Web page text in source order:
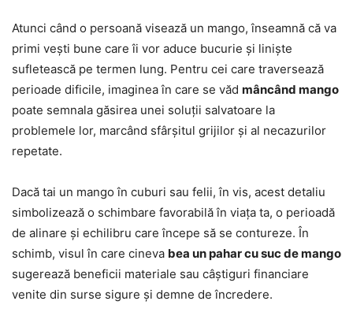
Atunci când o persoană visează un mango, înseamnă că va
primi vești bune care îi vor aduce bucurie și liniște
sufletească pe termen lung. Pentru cei care traversează
perioade dificile, imaginea în care se văd mâncând mango
poate semnala găsirea unei soluții salvatoare la
problemele lor, marcând sfârșitul grijilor și al necazurilor
repetate.
Dacă tai un mango în cuburi sau felii, în vis, acest detaliu
simbolizează o schimbare favorabilă în viața ta, o perioadă
de alinare și echilibru care începe să se contureze. În
schimb, visul în care cineva bea un pahar cu suc de mango
sugerează beneficii materiale sau câștiguri financiare
venite din surse sigure și demne de încredere.